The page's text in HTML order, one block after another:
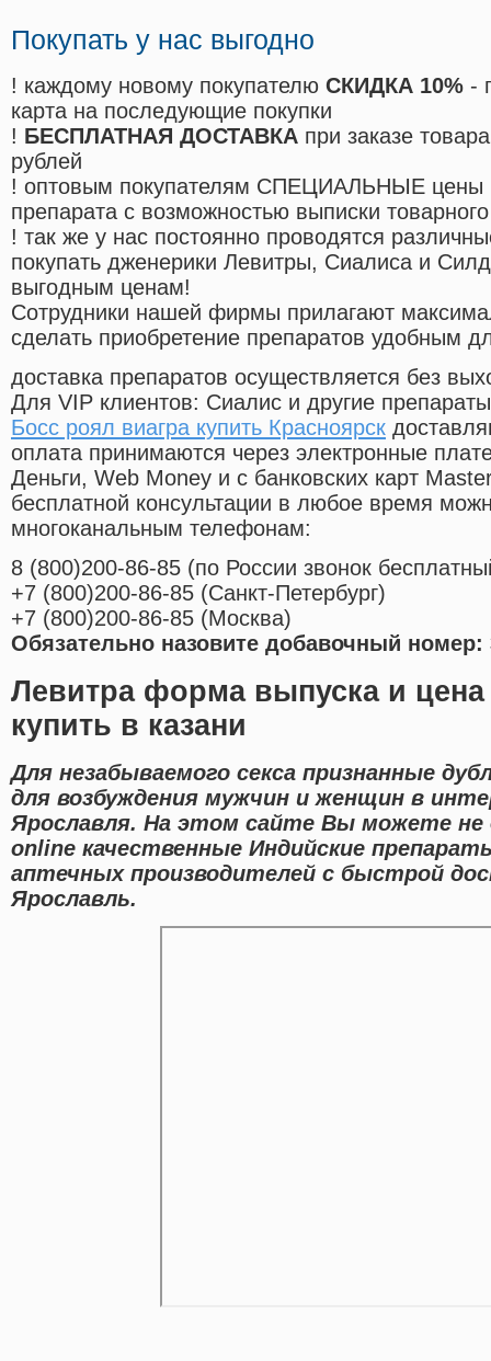
Покупать у нас выгодно
! каждому новому покупателю СКИДКА 10% -
карта на последующие покупки
! БЕСПЛАТНАЯ ДОСТАВКА при заказе
рублей
! оптовым покупателям СПЕЦИАЛЬНЫЕ цены
препарата с возможностью выписки
! так же у нас постоянно проводятся
покупать дженерики Левитры, Сиалиса и
выгодным ценам!
Cотрудники нашей фирмы прилагают
сделать приобретение препаратов удобным
доставка препаратов осуществляется без
Для VIP клиентов: Сиалис и другие
Босс роял виагра купить Красноярск
оплата принимаются через электронные
Деньги, Web Money и с банковских карт
бесплатной консультации в любое время
многоканальным телефонам:
8 (800)200-86-85 (по России звонок
+7 (800)200-86-85 (Санкт-Петербург)
+7 (800)200-86-85 (Москва)
Обязательно назовите добавочный номер:
Левитра форма выпуска и цена
купить в казани
Для незабываемого секса признанные
для возбуждения мужчин и женщин в
Ярославля. На этом сайте Вы можете не
online качественные Индийские
аптечных производителей с быстрой
Ярославль.